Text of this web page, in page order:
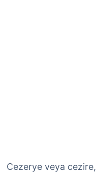
Cezerye veya cezire,